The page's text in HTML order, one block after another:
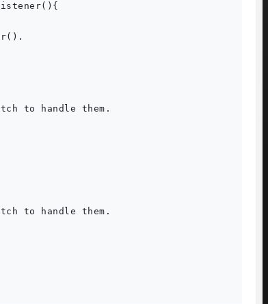
to handle them.
to handle them.